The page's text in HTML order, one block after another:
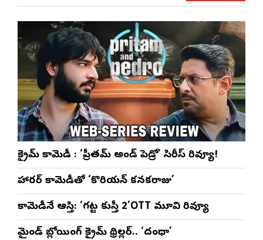
క్రైమ్ కామెడీ : ‘ప్రీతమ్ అండ్ పెడ్రో’ సిరీస్ రివ్యూ!
హారర్ కామెడీతో ‘కొరియన్ కనకరాజు’
కామెడీనే ఆస్తి: ‘గట్ట కుస్తీ 2’OTT మూవి రివ్యూ
మైండ్ బ్లోయింగ్ క్రైమ్ థ్రిల్లర్.. ‘దంధా’